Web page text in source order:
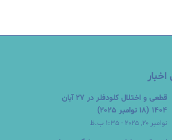
قطعی و اختلال کلودفلر در 27 آبان
1404 (18 نوامبر 2025)
نوامبر 20, 2025 - 1:35 ب.ظ